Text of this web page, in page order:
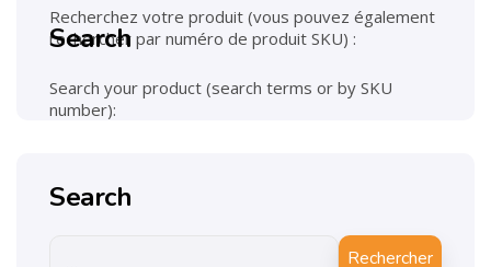
Recherchez votre produit (vous pouvez également
rechercher par numéro de produit SKU) :
Search
Search your product (search terms or by SKU
number):
Search
Rechercher